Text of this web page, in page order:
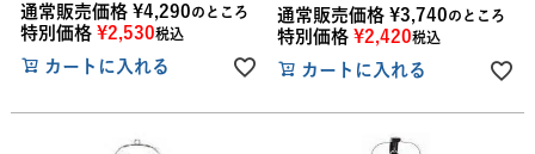
通常販売価格 ¥4,290のところ
特別価格 ¥2,530税込
カートに入れる
通常販売価格 ¥3,740のところ
特別価格 ¥2,420税込
カートに入れる